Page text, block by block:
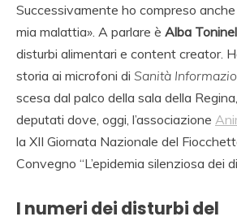
Successivamente ho compreso
mia malattia». A parlare è Alba
disturbi alimentari e content creator.
storia ai microfoni di Sanità
scesa dal palco della sala della
deputati dove, oggi, l’associazione
la XII Giornata Nazionale del
Convegno “L’epidemia silenziosa dei
I numeri dei disturbi del